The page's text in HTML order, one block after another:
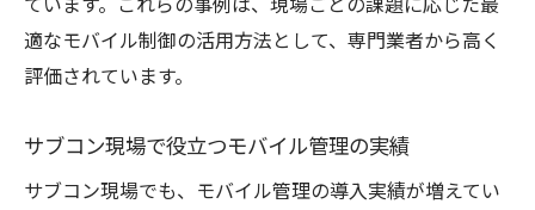
適なモバイル制御の活用方法として、専門業者から高く
評価されています。
サブコン現場で役立つモバイル管理の実績
サブコン現場でも、モバイル管理の導入実績が増えてい